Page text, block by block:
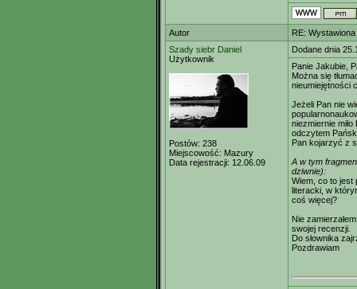
Autor
RE:
Szady siebr Daniel
Użytkownik
Postów: 238
Miejscowość: Mazury
Data rejestracji: 12.06.09
Dodane dnia
Panie Jakubie,
Można się
nieumiejętności
Jeżeli Pan nie
niezmiernie
odczytem
Pan kojarzyć z
A w tym
dziwnie):
Wiem, co to jest
literacki, w
coś więcej?
Nie
swojej recenzji.
Do słownika
Pozdrawiam